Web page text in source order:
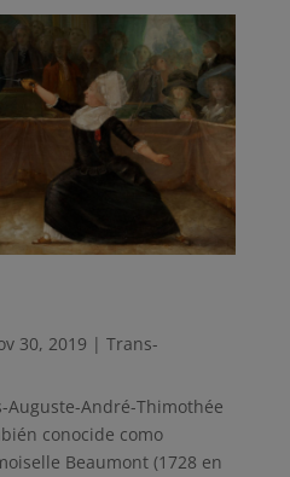
30, 2019 | Trans-
Auguste-André-Thimothée
conocide como
Beaumont (1728 en